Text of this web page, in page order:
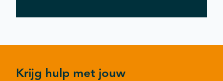
Krijg hulp met jouw